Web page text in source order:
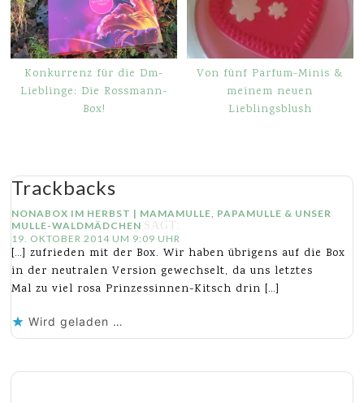
Konkurrenz für die Dm-
Lieblinge: Die Rossmann-
Box!
Von fünf Parfum-Minis &
meinem neuen
Lieblingsblush
Trackbacks
NONABOX IM HERBST | MAMAMULLE, PAPAMULLE & UNSER
MULLE-WALDMÄDCHEN SAGT:
19. OKTOBER 2014 UM 9:09 UHR
[…] zufrieden mit der Box. Wir haben übrigens auf die Box
in der neutralen Version gewechselt, da uns letztes
Mal zu viel rosa Prinzessinnen-Kitsch drin […]
Wird geladen …